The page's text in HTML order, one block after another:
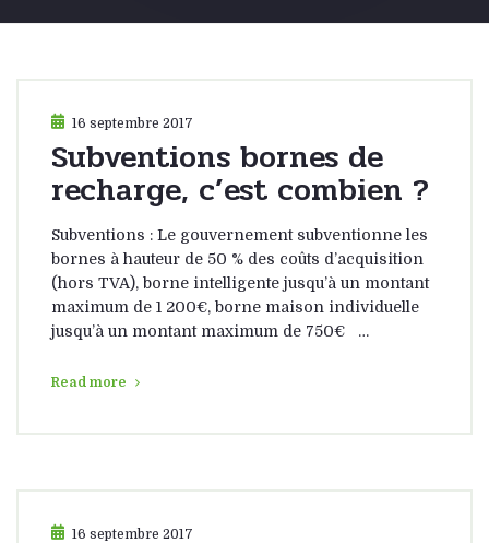
16 septembre 2017
Subventions bornes de
recharge, c’est combien ?
Subventions : Le gouvernement subventionne les
bornes à hauteur de 50 % des coûts d’acquisition
(hors TVA), borne intelligente jusqu’à un montant
maximum de 1 200€, borne maison individuelle
jusqu’à un montant maximum de 750€ …
Read more
16 septembre 2017